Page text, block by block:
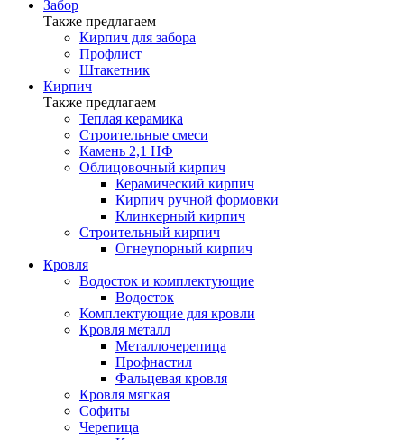
Забор
Также предлагаем
Кирпич для забора
Профлист
Штакетник
Кирпич
Также предлагаем
Теплая керамика
Строительные смеси
Камень 2,1 НФ
Облицовочный кирпич
Керамический кирпич
Кирпич ручной формовки
Клинкерный кирпич
Строительный кирпич
Огнеупорный кирпич
Кровля
Водосток и комплектующие
Водосток
Комплектующие для кровли
Кровля металл
Металлочерепица
Профнастил
Фальцевая кровля
Кровля мягкая
Софиты
Черепица